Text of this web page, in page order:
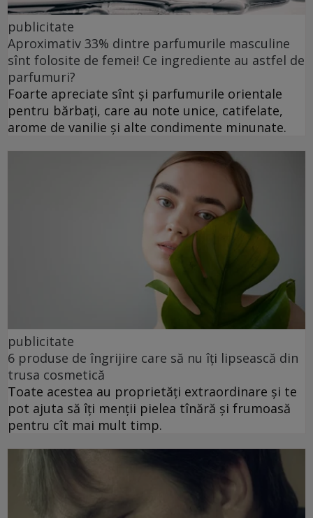
publicitate
Aproximativ 33% dintre parfumurile masculine
sînt folosite de femei! Ce ingrediente au astfel de
parfumuri?
Foarte apreciate sînt și parfumurile orientale
pentru bărbați, care au note unice, catifelate,
arome de vanilie și alte condimente minunate.
publicitate
6 produse de îngrijire care să nu îți lipsească din
trusa cosmetică
Toate acestea au proprietăți extraordinare și te
pot ajuta să îți menții pielea tînără și frumoasă
pentru cît mai mult timp.